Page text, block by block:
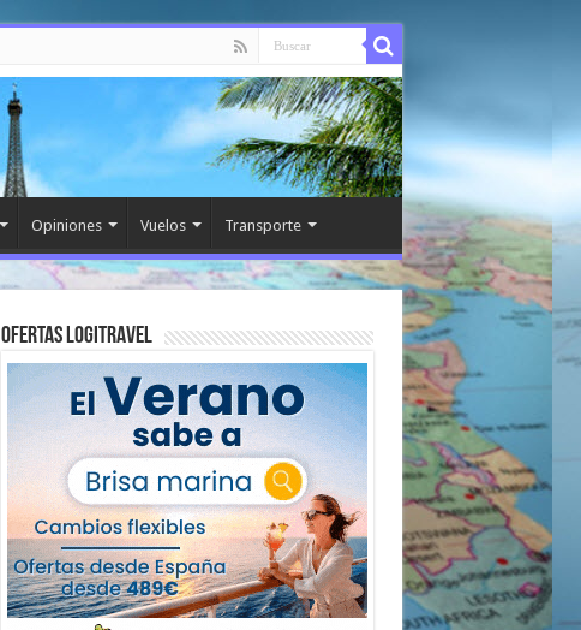
Opiniones Vuelos Transporte
Ofertas Logitravel